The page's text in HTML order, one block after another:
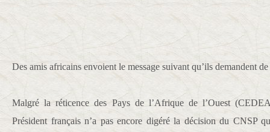
Des amis africains envoient le message suivant qu’ils demandent
Malgré la réticence des Pays de l’Afrique de l’Ouest
Président français n’a pas encore digéré la décision du